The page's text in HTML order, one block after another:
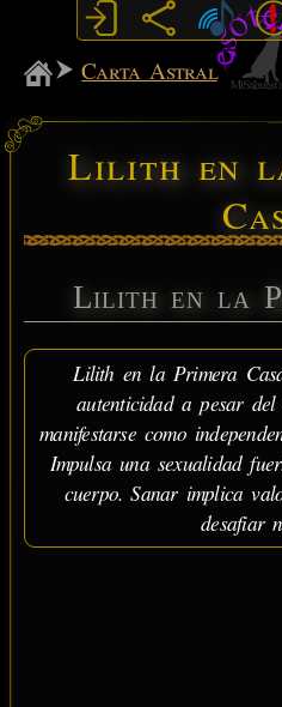
MiSabueso
Carta Astral
Lilith en
Lilith en la
Lilith en la Primera
autenticidad a pesar del
manifestarse como
Impulsa una sexualidad
cuerpo. Sanar implica
desafiar